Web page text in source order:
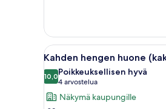
kuvat
suuri
parisänky,
ei
ikkunoita
(Spacious
Sleep)
Avaa
kaikki
huonetyypin
Kahden
hengen
8
Kahden hengen huone
10,010,0 kautta 10
Poikkeuksellisen hyvä
4 arvostelua
(4
arvostelua)
Näkymä kaupungille